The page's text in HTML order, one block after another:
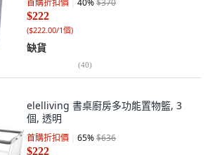
首購折扣價 40%$370
$222
($222.00/1個)
缺貨
(40)
elelliving 書桌廚房多功能置物籃, 3
個, 透明
首購折扣價 65%$636
$222